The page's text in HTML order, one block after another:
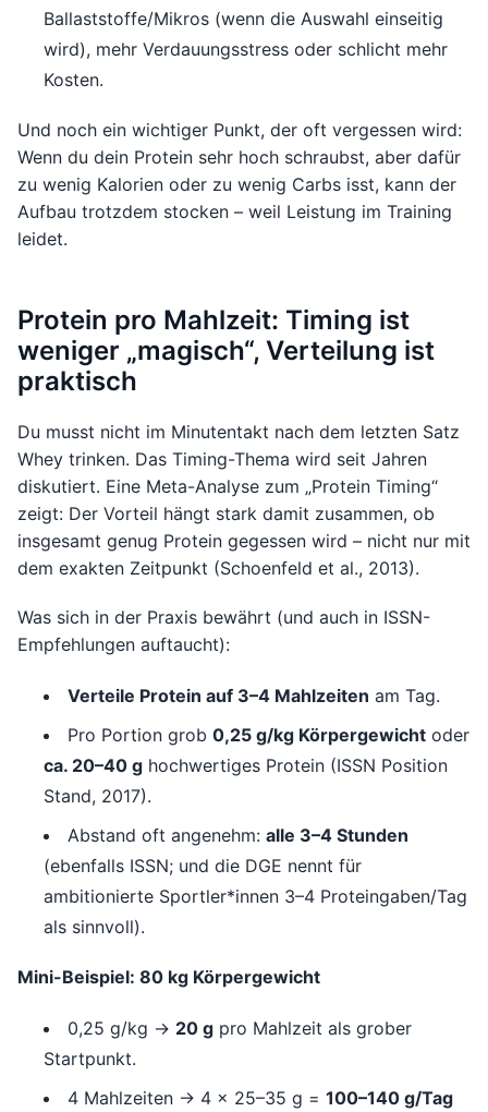
Ballaststoffe/Mikros (wenn die Auswahl einseitig
wird), mehr Verdauungsstress oder schlicht mehr
Kosten.
Und noch ein wichtiger Punkt, der oft vergessen wird:
Wenn du dein Protein sehr hoch schraubst, aber dafür
zu wenig Kalorien oder zu wenig Carbs isst, kann der
Aufbau trotzdem stocken – weil Leistung im Training
leidet.
Protein pro Mahlzeit: Timing ist
weniger „magisch“, Verteilung ist
praktisch
Du musst nicht im Minutentakt nach dem letzten Satz
Whey trinken. Das Timing-Thema wird seit Jahren
diskutiert. Eine Meta-Analyse zum „Protein Timing“
zeigt: Der Vorteil hängt stark damit zusammen, ob
insgesamt genug Protein gegessen wird – nicht nur mit
dem exakten Zeitpunkt (Schoenfeld et al., 2013).
Was sich in der Praxis bewährt (und auch in ISSN-
Empfehlungen auftaucht):
Verteile Protein auf 3–4 Mahlzeiten am Tag.
Pro Portion grob 0,25 g/kg Körpergewicht oder
ca. 20–40 g hochwertiges Protein (ISSN Position
Stand, 2017).
Abstand oft angenehm: alle 3–4 Stunden
(ebenfalls ISSN; und die DGE nennt für
ambitionierte Sportler*innen 3–4 Proteingaben/Tag
als sinnvoll).
Mini-Beispiel: 80 kg Körpergewicht
0,25 g/kg → 20 g pro Mahlzeit als grober
Startpunkt.
4 Mahlzeiten → 4 × 25–35 g = 100–140 g/Tag